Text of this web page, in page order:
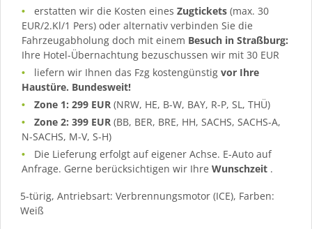
erstatten wir die Kosten einesZugtickets (max. 30
EUR/2.Kl/1 Pers) oder alternativ verbinden Sie die
Fahrzeugabholung doch mit einem Besuch in Straßburg:
Ihre Hotel-Übernachtung bezuschussen wir mit 30 EUR
liefern wir Ihnen das Fzg kostengünstigvor Ihre
Haustüre. Bundesweit!
Zone 1: 299 EUR (NRW, HE, B-W, BAY, R-P, SL, THÜ)
Zone 2: 399 EUR (BB, BER, BRE, HH, SACHS, SACHS-A,
N-SACHS, M-V, S-H)
Die Lieferung erfolgt auf eigener Achse. E-Auto auf
Anfrage. Gerne berücksichtigen wir Ihre Wunschzeit .
5-türig, Antriebsart: Verbrennungsmotor (ICE), Farben:
Weiß